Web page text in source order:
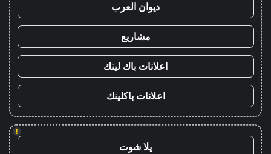
ديوان العرب
مشاريع
اعلانات باك لينك
اعلانات باكلينك
!
يلا شوت